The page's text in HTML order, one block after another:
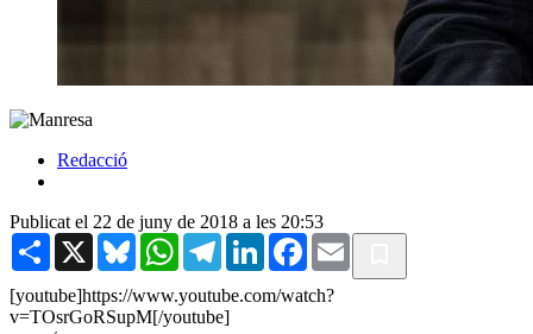
Redacció
Publicat el 22 de juny de 2018 a les 20:53
Share X BlueskyWhatsAppTelegramLinkedInFacebook
Email
[youtube]https://www.youtube.com/watch?
v=TOsrGoRSupM[/youtube]